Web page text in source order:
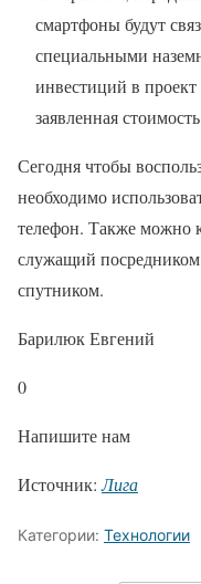
смартфоны будут
специальными
инвестиций в
заявленная
Сегодня чтобы
необходимо
телефон. Также можно
служащий
спутником.
Барилюк Евгений
0
Напишите нам
Источник:Лига
Категории: Технологии